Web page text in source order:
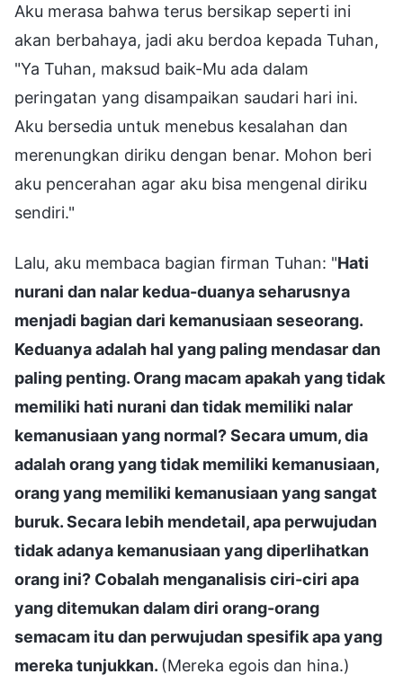
Aku merasa bahwa terus bersikap seperti ini
akan berbahaya, jadi aku berdoa kepada Tuhan,
"Ya Tuhan, maksud baik-Mu ada dalam
peringatan yang disampaikan saudari hari ini.
Aku bersedia untuk menebus kesalahan dan
merenungkan diriku dengan benar. Mohon beri
aku pencerahan agar aku bisa mengenal diriku
sendiri."
Lalu, aku membaca bagian firman Tuhan: "Hati
nurani dan nalar kedua-duanya seharusnya
menjadi bagian dari kemanusiaan seseorang.
Keduanya adalah hal yang paling mendasar dan
paling penting. Orang macam apakah yang tidak
memiliki hati nurani dan tidak memiliki nalar
kemanusiaan yang normal? Secara umum, dia
adalah orang yang tidak memiliki kemanusiaan,
orang yang memiliki kemanusiaan yang sangat
buruk. Secara lebih mendetail, apa perwujudan
tidak adanya kemanusiaan yang diperlihatkan
orang ini? Cobalah menganalisis ciri-ciri apa
yang ditemukan dalam diri orang-orang
semacam itu dan perwujudan spesifik apa yang
mereka tunjukkan. (Mereka egois dan hina.)